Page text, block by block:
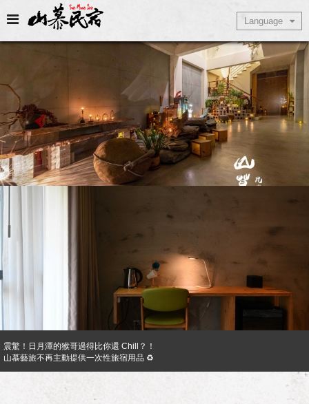
Language
Select Language
震驚！日月潭的猴哥過得比你還 Chill？！
山慕藝旅不再主動提供一次性旅宿用品 ♻︎
日月潭山慕民宿超挺你，官網訂房獨享優惠專案！！ Preferential Program that you